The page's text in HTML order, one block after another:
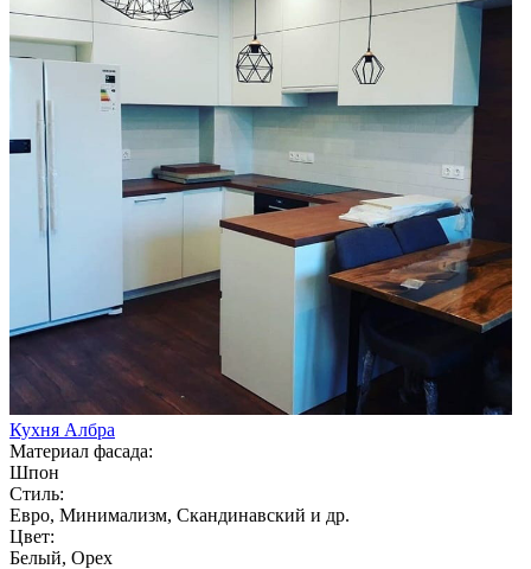
Кухня Албра
Материал фасада:
Шпон
Стиль:
Евро, Минимализм, Скандинавский и др.
Цвет:
Белый, Орех